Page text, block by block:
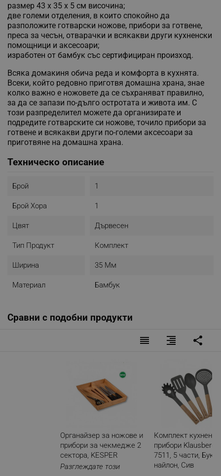
размер 43 х 35 х 5 см височина;
две големи отделения, в които спокойно да
разположите готварски ножове, прибори за готвене,
преса за чесън, отварачки и всякакви други кухненски
помощници и аксесоари;
изработен от бамбук със сертифициран произход.
Всяка домакиня обича реда и комфорта в кухнята.
Всеки, който редовно приготвя домашна храна, знае
колко важно е ножовете да се съхраняват правилно,
за да се запази по-дълго остротата и живота им. С
този разпределител можете да организирате и
подредите готварските си ножове, точило прибори за
готвене и всякакви други по-големи аксесоари за
приготвяне на домашна храна.
Техническо описание
Брой 1
Брой Хора 1
Цвят Дървесен
Тип Продукт Комплект
Ширина 35 Мм
Материал Бамбук
Сравни с подобни продукти
reorder format_align_right share
Органайзер за ножове и
прибори за чекмедже 2
сектора, KESPER
Разглеждате този
Комплект
прибори Klausberg
7511, 5 части, Бук и
найлон, Сив